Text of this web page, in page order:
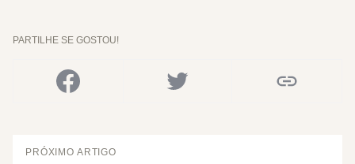
PARTILHE SE GOSTOU!
PRÓXIMO ARTIGO